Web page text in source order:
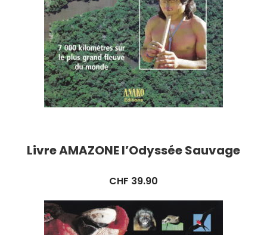
Livre AMAZONE l’Odyssée Sauvage
CHF 39.90